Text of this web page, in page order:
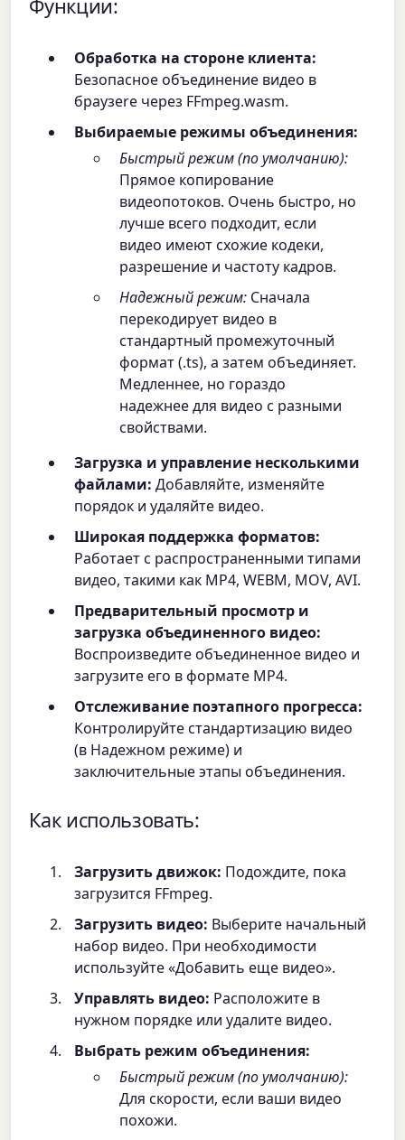
Функции:
Обработка на стороне клиента:
Безопасное объединение видео в
браузere через FFmpeg.wasm.
Выбираемые режимы объединения:
Быстрый режим (по умолчанию):
Прямое копирование
видеопотоков. Очень быстро, но
лучше всего подходит, если
видео имеют схожие кодеки,
разрешение и частоту кадров.
Надежный режим: Сначала
перекодирует видео в
стандартный промежуточный
формат (.ts), а затем объединяет.
Медленнее, но гораздо
надежнее для видео с разными
свойствами.
Загрузка и управление несколькими
файлами: Добавляйте, изменяйте
порядок и удаляйте видео.
Широкая поддержка форматов:
Работает с распространенными типами
видео, такими как MP4, WEBM, MOV, AVI.
Предварительный просмотр и
загрузка объединенного видео:
Воспроизведите объединенное видео и
загрузите его в формате MP4.
Отслеживание поэтапного прогресса:
Контролируйте стандартизацию видео
(в Надежном режиме) и
заключительные этапы объединения.
Как использовать:
Загрузить движок: Подождите, пока
загрузится FFmpeg.
Загрузить видео: Выберите начальный
набор видео. При необходимости
используйте «Добавить еще видео».
Управлять видео: Расположите в
нужном порядке или удалите видео.
Выбрать режим объединения:
Быстрый режим (по умолчанию):
Для скорости, если ваши видео
похожи.